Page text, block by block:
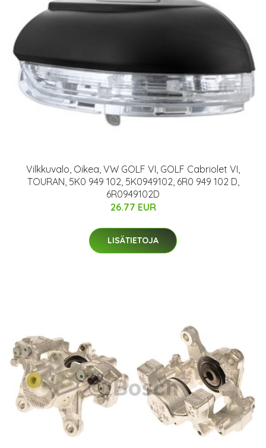
Vilkkuvalo, Oikea, VW GOLF VI, GOLF Cabriolet VI,
TOURAN, 5K0 949 102, 5K0949102, 6R0 949 102 D,
6R0949102D
26.77 EUR
LISÄTIETOJA